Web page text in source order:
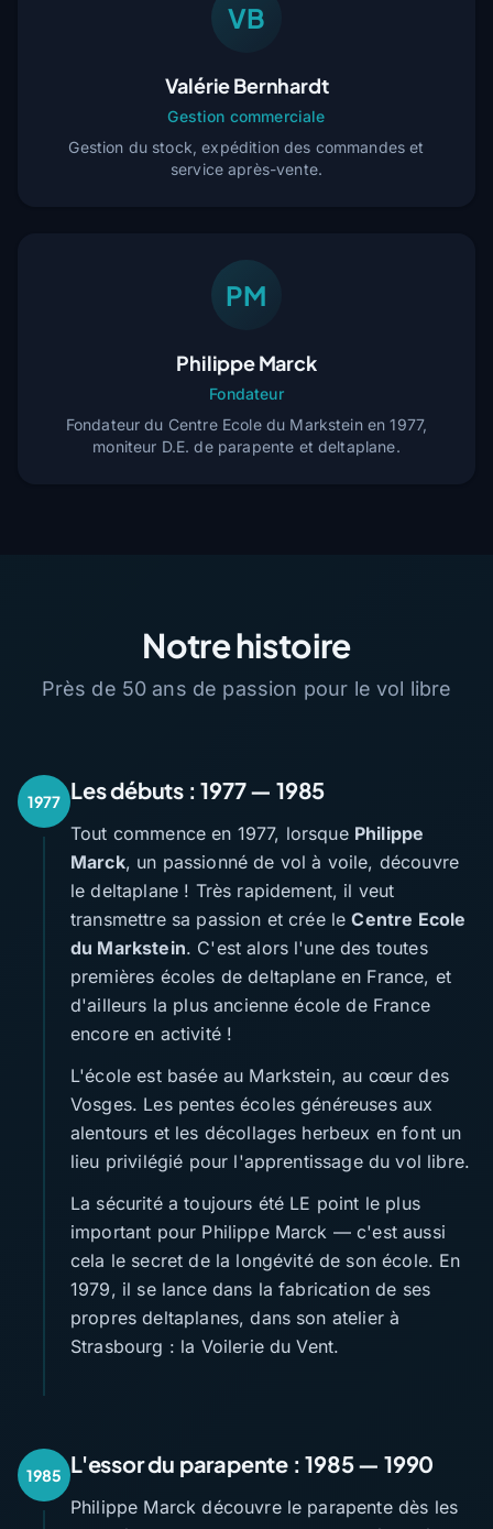
VB
Valérie Bernhardt
Gestion commerciale
Gestion du stock, expédition des commandes et
service après-vente.
PM
Philippe Marck
Fondateur
Fondateur du Centre Ecole du Markstein en 1977,
moniteur D.E. de parapente et deltaplane.
Notre histoire
Près de 50 ans de passion pour le vol libre
1977 Les débuts : 1977 — 1985
Tout commence en 1977, lorsque Philippe
Marck, un passionné de vol à voile, découvre
le deltaplane ! Très rapidement, il veut
transmettre sa passion et crée leCentre Ecole
du Markstein. C'est alors l'une des toutes
premières écoles de deltaplane en France, et
d'ailleurs la plus ancienne école de France
encore en activité !
L'école est basée au Markstein, au cœur des
Vosges. Les pentes écoles généreuses aux
alentours et les décollages herbeux en font un
lieu privilégié pour l'apprentissage du vol libre.
La sécurité a toujours été LE point le plus
important pour Philippe Marck — c'est aussi
cela le secret de la longévité de son école. En
1979, il se lance dans la fabrication de ses
propres deltaplanes, dans son atelier à
Strasbourg : la Voilerie du Vent.
1985 L'essor du parapente : 1985 — 1990
Philippe Marck découvre le parapente dès les